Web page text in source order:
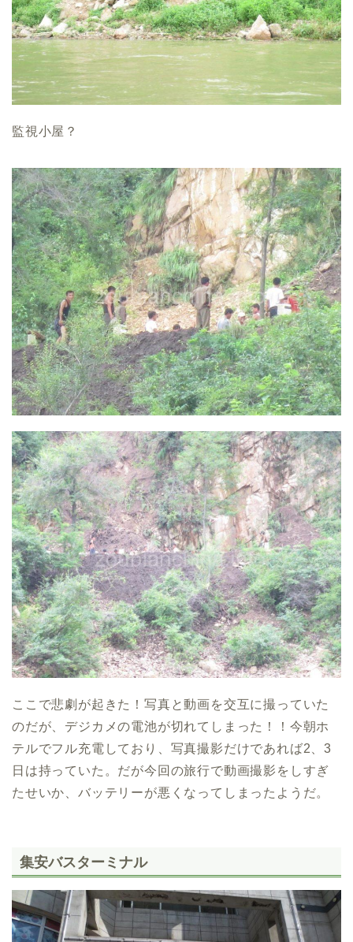
監視小屋？
ここで悲劇が起きた！写真と動画を交互に撮っていた
のだが、デジカメの電池が切れてしまった！！今朝ホ
テルでフル充電しており、写真撮影だけであれば2、3
日は持っていた。だが今回の旅行で動画撮影をしすぎ
たせいか、バッテリーが悪くなってしまったようだ。
集安バスターミナル